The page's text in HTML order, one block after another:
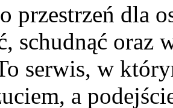
przestrzeń dla
schudnąć oraz
serwis, w
a